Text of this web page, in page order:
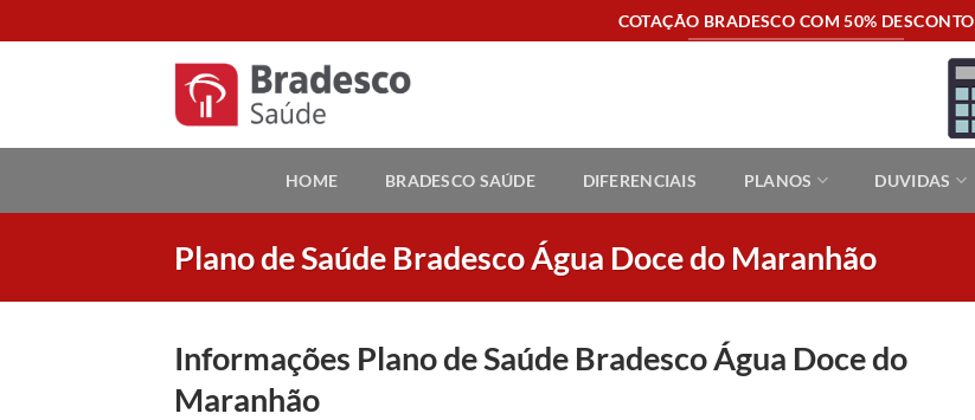
to
COTAÇÃO BRADESCO COM 50% DESCONTO
HOME BRADESCO SAÚDE DIFERENCIAIS PLANOS DUVIDAS
Plano de Saúde Bradesco Água Doce do Maranhão
Informações Plano de Saúde Bradesco Água Doce do
Maranhão